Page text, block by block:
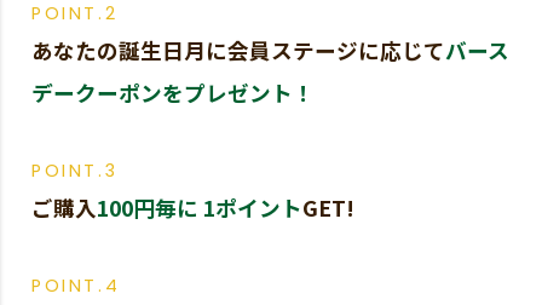
POINT.2
あなたの誕生日月に会員ステージに応じてバース
デークーポンをプレゼント！
POINT.3
ご購入100円毎に 1ポイントGET!
POINT.4